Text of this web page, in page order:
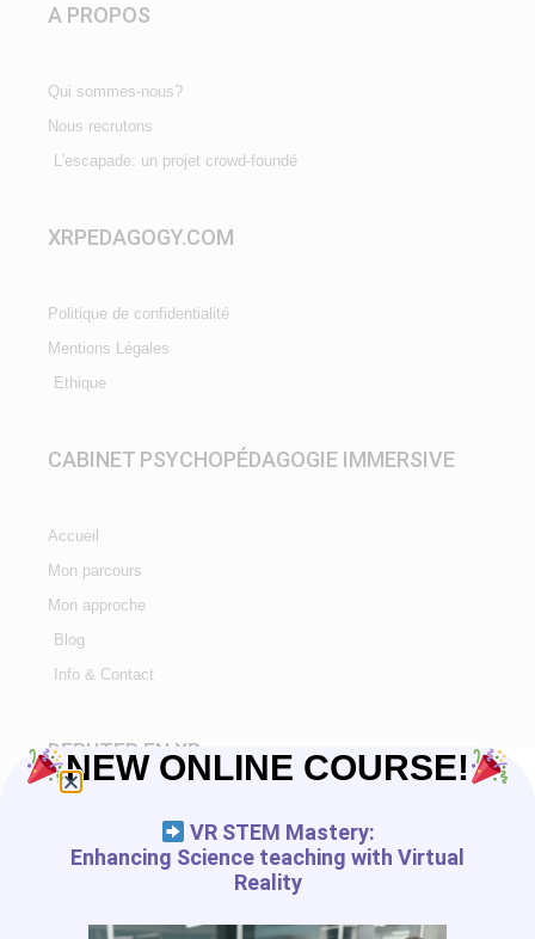
A PROPOS
Qui sommes-nous?
Nous recrutons
L'escapade: un projet crowd-foundé
XRPEDAGOGY.COM
Politique de confidentialité
Mentions Légales
Ethique
CABINET PSYCHOPÉDAGOGIE IMMERSIVE
Accueil
Mon parcours
Mon approche
Blog
Info & Contact
DEBUTER EN XR
Liste d'application
NEW ONLINE COURSE!
VR STEM Mastery:
Enhancing Science teaching with Virtual
Reality